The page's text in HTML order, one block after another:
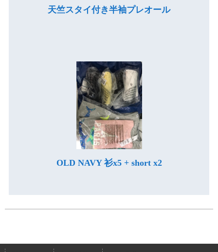
天竺スタイ付き半袖プレオール
OLD NAVY 衫x5 + short x2